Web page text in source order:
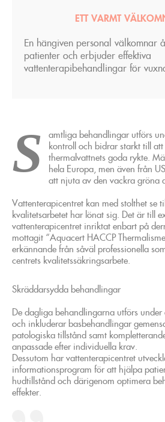
ETT VARMT
En hängiven personal välkomnar
patienter och erbjuder effektiva
vattenterapibehandlingar för
S
amtliga behandlingar utförs
kontroll och bidrar starkt till
thermalvattnets goda rykte.
hela Europa, men även från
att njuta av den vackra gröna
Vattenterapicentret kan med stolthet se
kvalitetsarbetet har lönat sig. Det är till
vattenterapicentret inriktat enbart på
mottagit “Aquacert HACCP
erkännande från såväl professionella
centrets kvalitetssäkringsarbete.
Skräddarsydda behandlingar
De dagliga behandlingarna utförs under
och inkluderar basbehandlingar
patologiska tillstånd samt
anpassade efter individuella krav.
Dessutom har vattenterapicentret
informationsprogram för att hjälpa
hudtillstånd och därigenom optimera
effekter.